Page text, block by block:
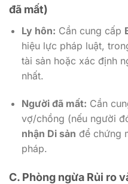
đã mất)
Ly hôn: Cần cung cấp
hiệu lực pháp luật,
tài sản hoặc xác định
nhất.
Người đã mất: Cần
vợ/chồng (nếu người
nhận Di sản để chứng
pháp.
C. Phòng ngừa Rủi ro